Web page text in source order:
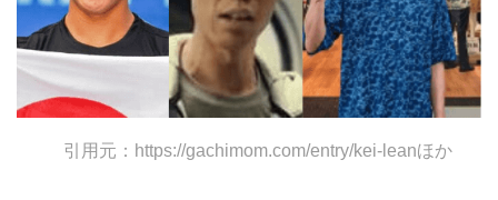
引用元：https://gachimom.com/entry/kei-leanほか